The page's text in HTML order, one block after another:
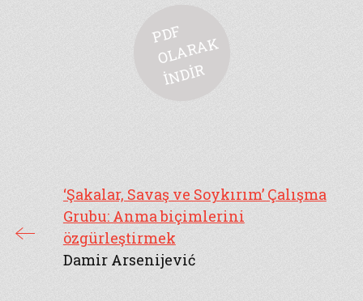
P
D
F
O
L
A
R
A
K
İ
N
Dİ
R
‘Şakalar, Savaş ve Soykırım’ Çalışma
Grubu: Anma biçimlerini
özgürleştirmek
Damir Arsenijević